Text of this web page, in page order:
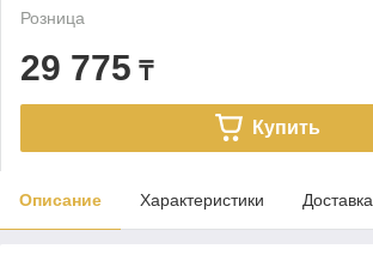
Розница
29 775 ₸
Купить
Описание Характеристики Доставка